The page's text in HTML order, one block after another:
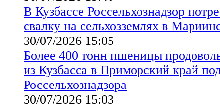
В Кузбассе Россельхознадзор
свалку на сельхозземлях в
30/07/2026 15:05
Более 400 тонн пшеницы
из Кузбасса в Приморский край
Россельхознадзора
30/07/2026 15:03